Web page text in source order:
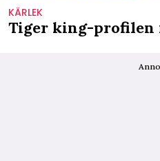
KÄRLEK
Tiger king-